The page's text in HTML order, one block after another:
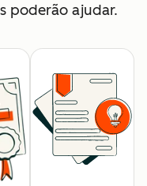
poderão ajudar.